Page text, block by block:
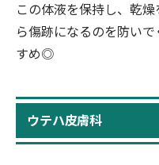
この体液を保持し、乾
ら傷跡になるのを防い
すめ◎
ウテハ皮膚科